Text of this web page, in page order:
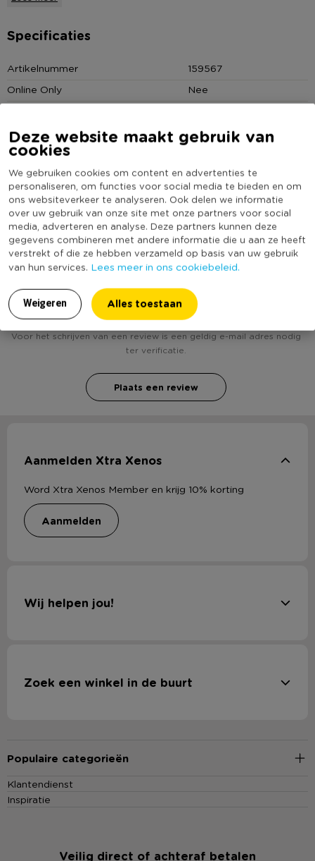
Deze website maakt gebruik van
cookies
We gebruiken cookies om content en advertenties te
personaliseren, om functies voor social media te bieden en om
ons websiteverkeer te analyseren. Ook delen we informatie
over uw gebruik van onze site met onze partners voor social
media, adverteren en analyse. Deze partners kunnen deze
gegevens combineren met andere informatie die u aan ze heeft
verstrekt of die ze hebben verzameld op basis van uw gebruik
van hun services. Lees meer in ons cookiebeleid.
Weigeren Alles toestaan
* Zwart kussen met goudkleurig grafisch design
* Afmeting: 45x45 cm
accessoires
Specificaties
Artikelnummer
159567
Online Only
Nee
Productbreedte (cm)
45
Kleur
Productlengte (cm)
45
Duurzaamheidsscore
(Nog) geen score
bekend
45x45 cm? Schrijf een review!
Voor het schrijven van een review is een geldig e-mail adres nodig
ter verificatie.
Plaats een review
Aanmelden Xtra Xenos
Word Xtra Xenos Member en krijg 10% korting
aanmelden
Wij helpen jou!
Zoek een winkel in de buurt
Populaire categorieën
Klantendienst
Inspiratie
Veilig direct of achteraf betalen